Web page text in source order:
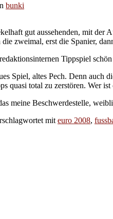
bunki
gut aussehenden, mit
zweimal, erst die Spanier,
Tippspiel
Spiel, altes Pech. Denn auch
quasi total zu zerstören. Wer
meine Beschwerdestelle,
mit euro 2008,